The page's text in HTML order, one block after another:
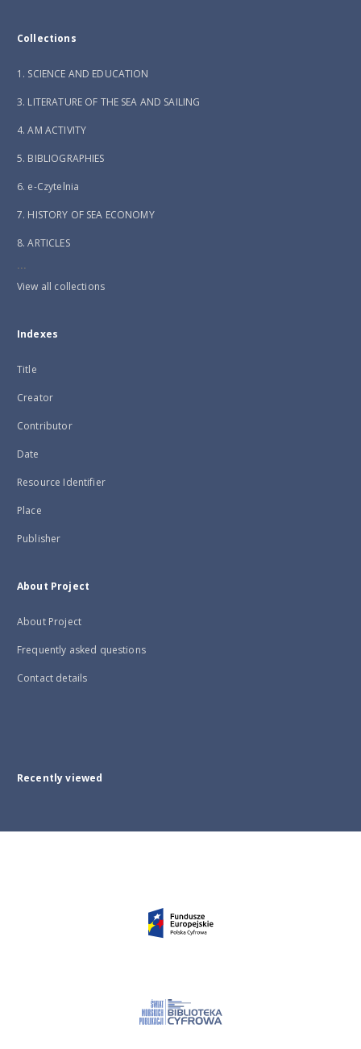
Collections
1. SCIENCE AND EDUCATION
3. LITERATURE OF THE SEA AND SAILING
4. AM ACTIVITY
5. BIBLIOGRAPHIES
6. e-Czytelnia
7. HISTORY OF SEA ECONOMY
8. ARTICLES
...
View all collections
Indexes
Title
Creator
Contributor
Date
Resource Identifier
Place
Publisher
About Project
About Project
Frequently asked questions
Contact details
Recently viewed